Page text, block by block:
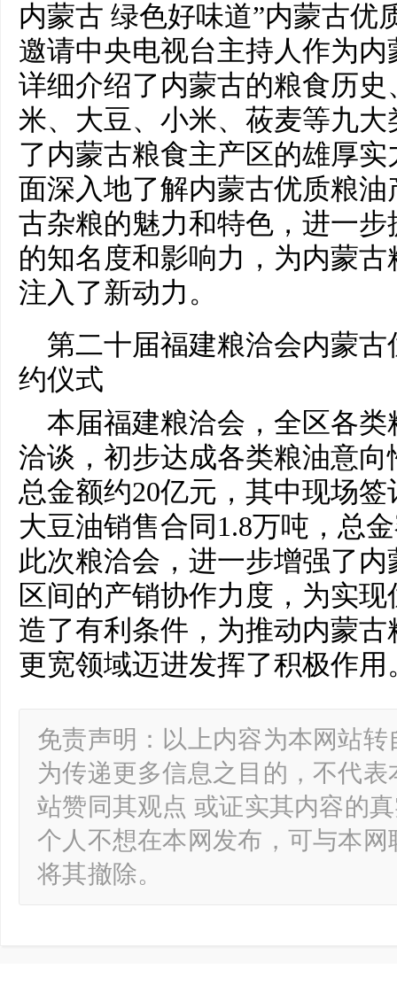
内蒙古 绿色好味道”内蒙古优
邀请中央电视台主持人作为
详细介绍了内蒙古的粮食历
米、大豆、小米、莜麦等九
了内蒙古粮食主产区的雄厚
面深入地了解内蒙古优质粮
古杂粮的魅力和特色，进一
的知名度和影响力，为内蒙
注入了新动力。
第二十届福建粮洽会内蒙
约仪式
本届福建粮洽会，全区各
洽谈，初步达成各类粮油意向
总金额约20亿元，其中现场
大豆油销售合同1.8万吨， 总
此次粮洽会，进一步增强了
区间的产销协作力度，为实
造了有利条件，为推动内蒙
更宽领域迈进发挥了积极作用
免责声明：以上内容为本网站
为传递更多信息之目的，不代
站赞同其观点 或证实其内容的
个人不想在本网发布，可与本
将其撤除。